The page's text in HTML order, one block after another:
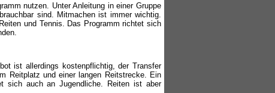
nutzen. Unter Anleitung in einer Gruppe
sind. Mitmachen ist immer wichtig.
und Tennis. Das Programm richtet sich
ist allerdings kostenpflichtig, der Transfer
Reitplatz und einer langen Reitstrecke. Ein
sich auch an Jugendliche. Reiten ist aber